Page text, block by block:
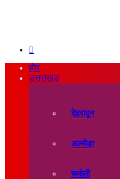
होम
उत्तराखंड
देहरादून
अल्मोड़ा
चमोली